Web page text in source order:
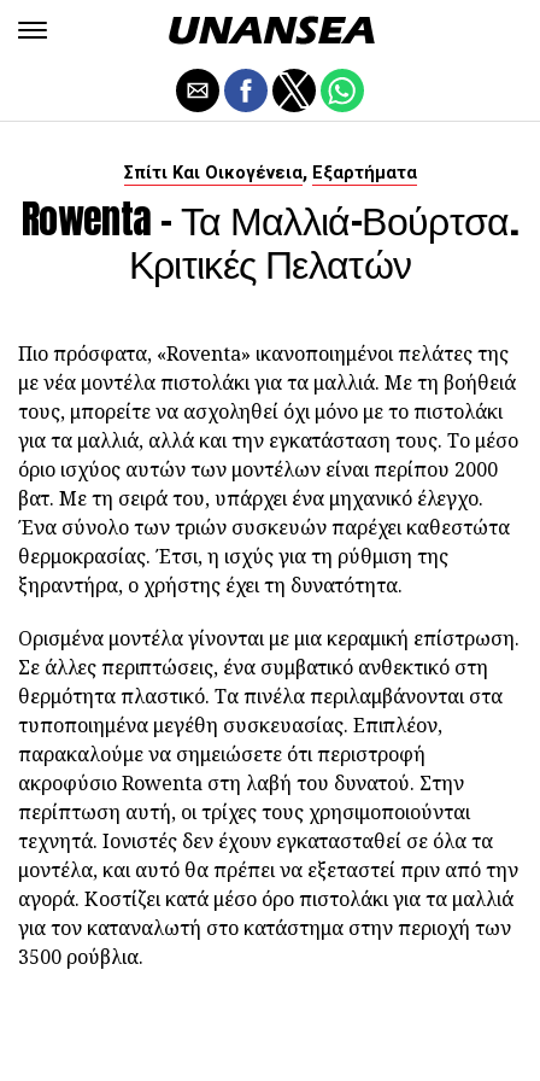
Σπίτι Και Οικογένεια, Εξαρτήματα
Rowenta - Τα Μαλλιά-Βούρτσα.
Κριτικές Πελατών
Πιο πρόσφατα, «Roventa» ικανοποιημένοι πελάτες της
με νέα μοντέλα πιστολάκι για τα μαλλιά. Με τη βοήθειά
τους, μπορείτε να ασχοληθεί όχι μόνο με το πιστολάκι
για τα μαλλιά, αλλά και την εγκατάσταση τους. Το μέσο
όριο ισχύος αυτών των μοντέλων είναι περίπου 2000
βατ. Με τη σειρά του, υπάρχει ένα μηχανικό έλεγχο.
Ένα σύνολο των τριών συσκευών παρέχει καθεστώτα
θερμοκρασίας. Έτσι, η ισχύς για τη ρύθμιση της
ξηραντήρα, ο χρήστης έχει τη δυνατότητα.
Ορισμένα μοντέλα γίνονται με μια κεραμική επίστρωση.
Σε άλλες περιπτώσεις, ένα συμβατικό ανθεκτικό στη
θερμότητα πλαστικό. Τα πινέλα περιλαμβάνονται στα
τυποποιημένα μεγέθη συσκευασίας. Επιπλέον,
παρακαλούμε να σημειώσετε ότι περιστροφή
ακροφύσιο Rowenta στη λαβή του δυνατού. Στην
περίπτωση αυτή, οι τρίχες τους χρησιμοποιούνται
τεχνητά. Ιονιστές δεν έχουν εγκατασταθεί σε όλα τα
μοντέλα, και αυτό θα πρέπει να εξεταστεί πριν από την
αγορά. Κοστίζει κατά μέσο όρο πιστολάκι για τα μαλλιά
για τον καταναλωτή στο κατάστημα στην περιοχή των
3500 ρούβλια.